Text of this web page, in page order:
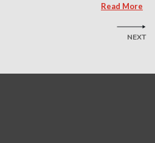
Read More
NEXT